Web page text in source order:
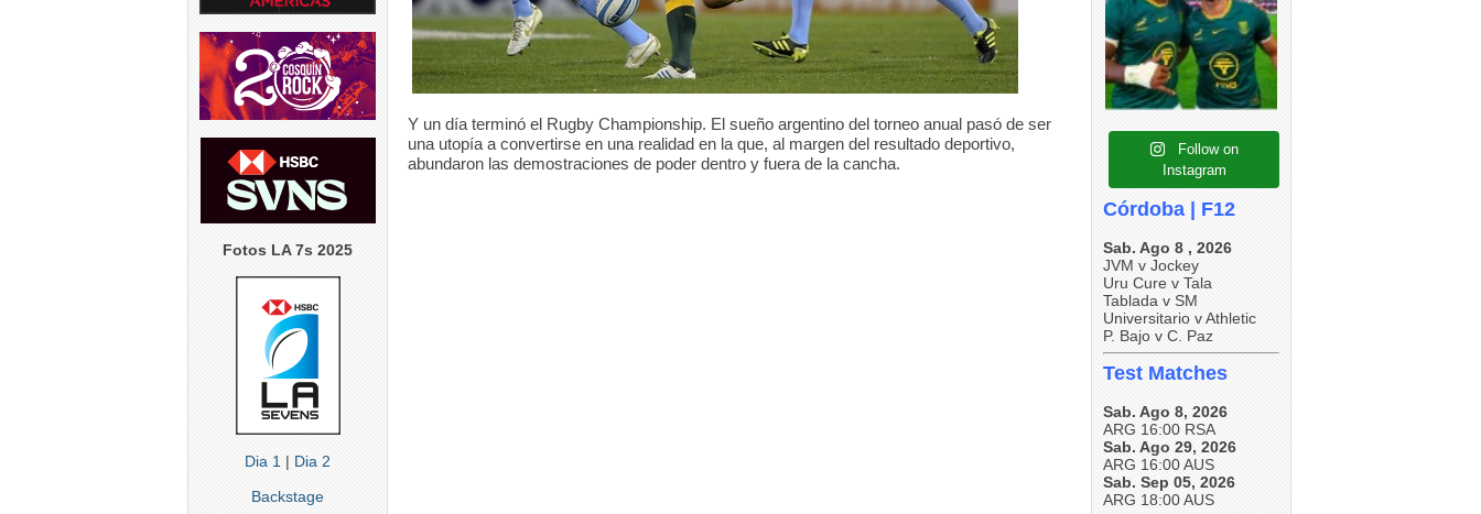
Fotos LA 7s 2025
Dia 1 | Dia 2
Backstage
Y un día terminó el Rugby Championship. El sueño argentino del torneo anual pasó de ser
una utopía a convertirse en una realidad en la que, al margen del resultado deportivo,
abundaron las demostraciones de poder dentro y fuera de la cancha.
5 0
1 0 4 0 5
5 0
Follow on
Instagram
Córdoba | F12
Sab. Ago 8 , 2026
JVM v Jockey
Uru Cure v Tala
Tablada v SM
Universitario v Athletic
P. Bajo v C. Paz
Test Matches
Sab. Ago 8, 2026
ARG 16:00 RSA
Sab. Ago 29, 2026
ARG 16:00 AUS
Sab. Sep 05, 2026
ARG 18:00 AUS